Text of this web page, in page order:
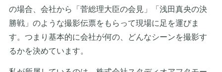
の場合、会社から「菅総理大臣の会見」「浅田真央の決
勝戦」のような撮影伝票をもらって現場に足を運びま
す。つまり基本的に会社が何の、どんなシーンを撮影す
るかを決めています。